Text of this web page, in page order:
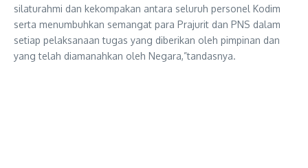
silaturahmi dan kekompakan antara seluruh personel Kodim
serta menumbuhkan semangat para Prajurit dan PNS dalam
setiap pelaksanaan tugas yang diberikan oleh pimpinan dan
yang telah diamanahkan oleh Negara,”tandasnya.